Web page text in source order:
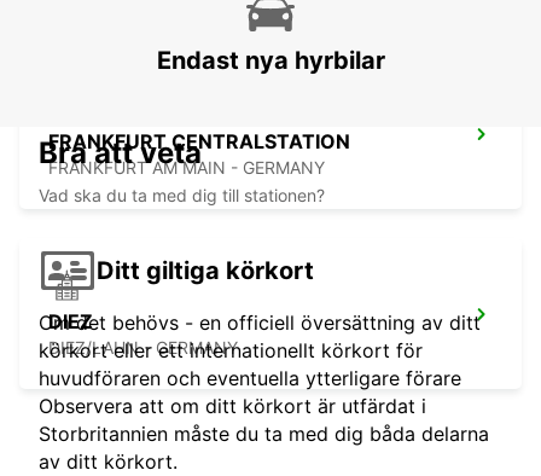
FRANKFURT CENTRALSTATION
FRANKFURT AM MAIN - GERMANY
DIEZ
DIEZ/LAHN - GERMANY
Endast nya hyrbilar
Bra att veta
Vad ska du ta med dig till stationen?
Ditt giltiga körkort
Om det behövs - en officiell översättning av ditt
körkort eller ett internationellt körkort för
huvudföraren och eventuella ytterligare förare
Observera att om ditt körkort är utfärdat i
Storbritannien måste du ta med dig båda delarna
av ditt körkort.